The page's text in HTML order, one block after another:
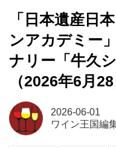
「日本遺産日
ンアカデミー
ナリー「牛久
（2026年6月
2026-06-01
ワイン王国編